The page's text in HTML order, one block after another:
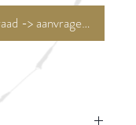
Niet op voorraad -> aanvragen <-